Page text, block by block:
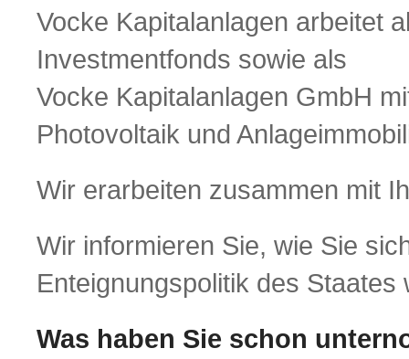
Vocke Kapitalanlagen arbeitet
Investmentfonds sowie als
Vocke Kapitalanlagen GmbH
Photovoltaik und
Wir erarbeiten zusammen mit
Wir informieren Sie, wie Sie
Enteignungspolitik des Staates
Was haben Sie schon